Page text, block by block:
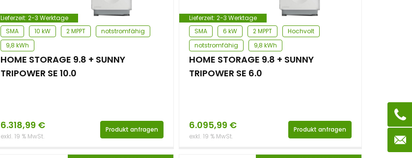
Lieferzeit:2-3 Werktage
SMA
10 kW 2 MPPT
notstromfähig
9,8 kWh
HOME STORAGE 9.8 + SUNNY
TRIPOWER SE 10.0
6.318,99 €
exkl. 19 % MwSt.
Produkt anfragen
Lieferzeit: 2-3 Werktage
SMA
6 kW 2 MPPT
Hochvolt
notstromfähig
9,8 kWh
HOME STORAGE 9.8 + SUNNY
TRIPOWER SE 6.0
6.095,99 €
exkl. 19 % MwSt.
Produkt anfragen